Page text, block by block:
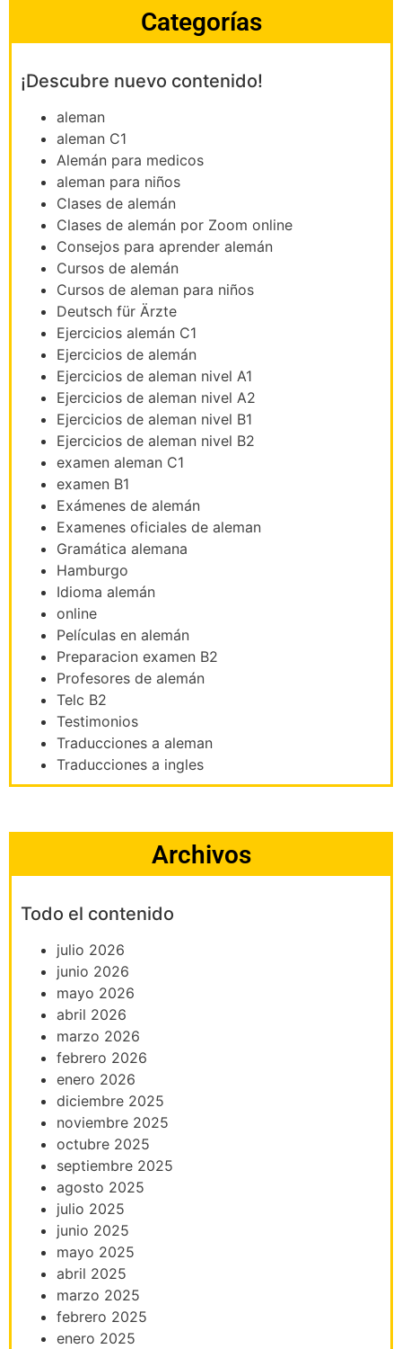
Categorías
¡Descubre nuevo contenido!
aleman
aleman C1
Alemán para medicos
aleman para niños
Clases de alemán
Clases de alemán por Zoom online
Consejos para aprender alemán
Cursos de alemán
Cursos de aleman para niños
Deutsch für Ärzte
Ejercicios alemán C1
Ejercicios de alemán
Ejercicios de aleman nivel A1
Ejercicios de aleman nivel A2
Ejercicios de aleman nivel B1
Ejercicios de aleman nivel B2
examen aleman C1
examen B1
Exámenes de alemán
Examenes oficiales de aleman
Gramática alemana
Hamburgo
Idioma alemán
online
Películas en alemán
Preparacion examen B2
Profesores de alemán
Telc B2
Testimonios
Traducciones a aleman
Traducciones a ingles
Archivos
Todo el contenido
julio 2026
junio 2026
mayo 2026
abril 2026
marzo 2026
febrero 2026
enero 2026
diciembre 2025
noviembre 2025
octubre 2025
septiembre 2025
agosto 2025
julio 2025
junio 2025
mayo 2025
abril 2025
marzo 2025
febrero 2025
enero 2025